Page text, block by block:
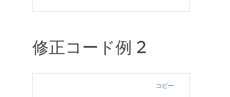
修正コード例 2
コピー